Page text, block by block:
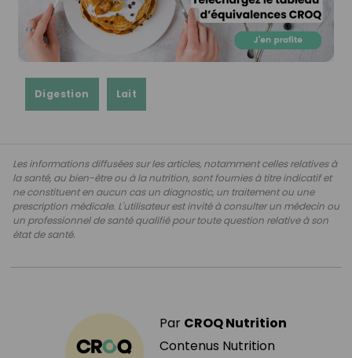
Digestion Lait
Les informations diffusées sur les articles, notamment celles relatives à
la santé, au bien-être ou à la nutrition, sont fournies à titre indicatif et
ne constituent en aucun cas un diagnostic, un traitement ou une
prescription médicale. L'utilisateur est invité à consulter un médecin ou
un professionnel de santé qualifié pour toute question relative à son
état de santé.
Par CROQ Nutrition
Contenus Nutrition